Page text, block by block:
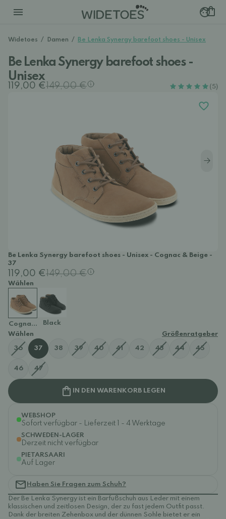
Widetoes / Damen / Be Lenka Synergy barefoot shoes - Unisex
Be Lenka Synergy barefoot shoes -
Unisex
119,00 €149,00 € (5)
Be Lenka Synergy barefoot shoes - Unisex - Cognac & Beige -
37
119,00 €149,00 €
Wählen
Cognac & Beige
Black
Wählen
Größenratgeber
36 37 38 39 40 41 42 43 44 45
46 47
IN DEN WARENKORB LEGEN
WEBSHOP
Sofort verfügbar - Lieferzeit 1 - 4 Werktage
SCHWEDEN-LAGER
Derzeit nicht verfügbar
PIETARSAARI
Auf Lager
Haben Sie Fragen zum Schuh?
Der Be Lenka Synergy ist ein Barfußschuh aus Leder mit einem
klassischen und zeitlosen Design, der zu fast jedem Outfit passt.
Dank der breiten Zehenbox und der dünnen Sohle bietet er ein